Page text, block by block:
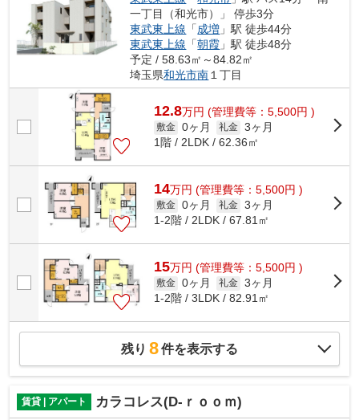
一丁目（和光市）」 停歩3分
東武東上線 「成増 」駅 徒歩44分
東武東上線 「朝霞 」駅 徒歩48分
予定 / 58.63㎡～84.82㎡
埼玉県和光市南 １丁目
12.8万円 (管理費等：5,500円 )
敷金 0ヶ月 礼金 3ヶ月
1階 / 2LDK / 62.36㎡
14万円 (管理費等：5,500円 )
敷金 0ヶ月 礼金 3ヶ月
1-2階 / 2LDK / 67.81㎡
15万円 (管理費等：5,500円 )
敷金 0ヶ月 礼金 3ヶ月
1-2階 / 3LDK / 82.91㎡
残り 8件を表示する
賃貸 | アパート カラコレス(D-ｒｏｏｍ)